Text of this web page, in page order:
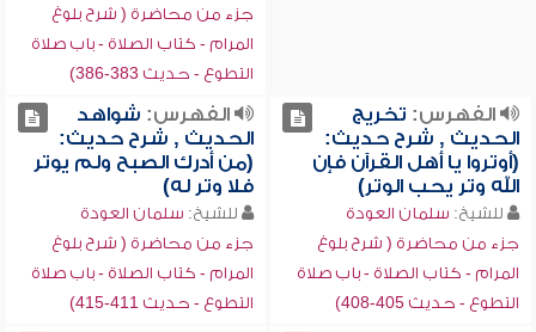
جزء من محاضرة ( شرح بلوغ
المرام - كتاب الصلاة - باب صلاة
التطوع - حديث 383-386)
الفهرس: تخريج
الحديث , شرح حديث:
(أوتروا يا أهل القرآن فإن
الله وتر يحب الوتر)
للشيخ: سلمان العودة
جزء من محاضرة ( شرح بلوغ
المرام - كتاب الصلاة - باب صلاة
التطوع - حديث 405-408)
الفهرس: شواهد
الحديث , شرح حديث:
(من أدرك الصبح ولم يوتر
فلا وتر له)
للشيخ: سلمان العودة
جزء من محاضرة ( شرح بلوغ
المرام - كتاب الصلاة - باب صلاة
التطوع - حديث 411-415)